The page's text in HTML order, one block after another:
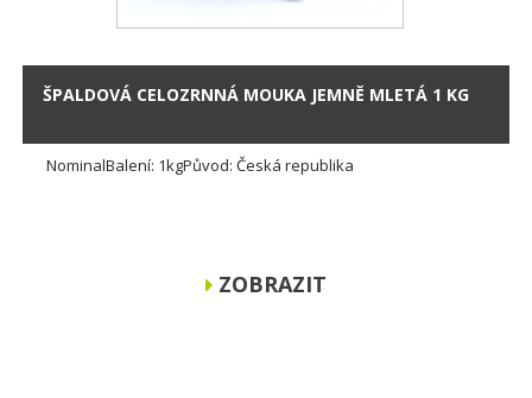
ŠPALDOVÁ CELOZRNNÁ MOUKA JEMNĚ MLETÁ 1 KG
NominalBalení: 1kgPůvod: Česká republika
ZOBRAZIT